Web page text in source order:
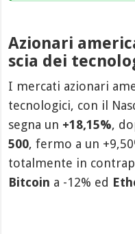
Azionari
scia dei
I mercati azionari
tecnologici, con il
segna un +18,15%,
500, fermo a un
totalmente in
Bitcoin a -12% ed